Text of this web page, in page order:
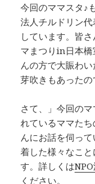
今回のママスタ♪
法人チルドリン
しています。皆
マまつりin日本橋
んの方で大賑わ
芽吹きもあったの
さて、」今回の
れているママた
んにお話を伺っ
着した様々なこ
す。詳しくは
ください。